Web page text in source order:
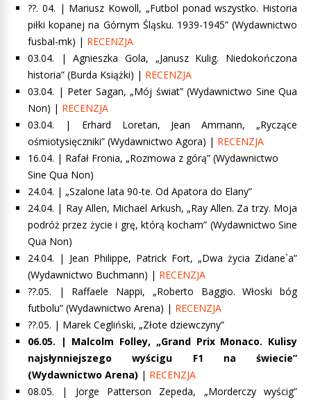
??. 04. | Mariusz Kowoll, „Futbol ponad wszystko. Historia
piłki kopanej na Górnym Śląsku. 1939-1945”(Wydawnictwo
fusbal-mk) | RECENZJA
03.04. |Agnieszka Gola, „Janusz Kulig. Niedokończona
historia” (Burda Książki) | RECENZJA
03.04. | Peter Sagan, „Mój świat” (Wydawnictwo Sine Qua
Non) | RECENZJA
03.04. | Erhard Loretan, Jean Ammann, „Ryczące
ośmiotysięczniki” (Wydawnictwo Agora) | RECENZJA
16.04. | Rafał Fronia, „Rozmowa z górą” (Wydawnictwo
Sine Qua Non)
24.04. | „Szalone lata 90-te. Od Apatora do Elany”
24.04. | Ray Allen, Michael Arkush, „Ray Allen. Za trzy. Moja
podróż przez życie i grę, którą kocham” (Wydawnictwo Sine
Qua Non)
24.04. | Jean Philippe, Patrick Fort, „Dwa życia Zidane`a”
(Wydawnictwo Buchmann) | RECENZJA
??.05. | Raffaele Nappi, „Roberto Baggio. Włoski bóg
futbolu” (Wydawnictwo Arena) | RECENZJA
??.05. | Marek Cegliński, „Złote dziewczyny”
06.05. | Malcolm Folley, „Grand Prix Monaco. Kulisy
najsłynniejszego wyścigu F1 na świecie”
(Wydawnictwo Arena) | RECENZJA
08.05. | Jorge Patterson Zepeda, „Morderczy wyścig”